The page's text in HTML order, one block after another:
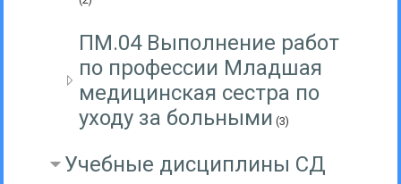
ПМ.04 Выполнение работ
по профессии Младшая
медицинская сестра по
уходу за больными (3)
Учебные дисциплины СД